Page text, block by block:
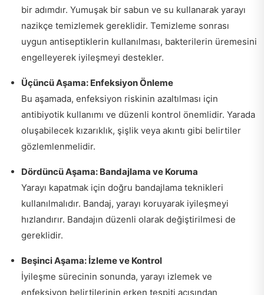
bir adımdır. Yumuşak bir sabun ve su kullanarak yarayı
nazikçe temizlemek gereklidir. Temizleme sonrası
uygun antiseptiklerin kullanılması, bakterilerin üremesini
engelleyerek iyileşmeyi destekler.
Üçüncü Aşama: Enfeksiyon Önleme
Bu aşamada, enfeksiyon riskinin azaltılması için
antibiyotik kullanımı ve düzenli kontrol önemlidir. Yarada
oluşabilecek kızarıklık, şişlik veya akıntı gibi belirtiler
gözlemlenmelidir.
Dördüncü Aşama: Bandajlama ve Koruma
Yarayı kapatmak için doğru bandajlama teknikleri
kullanılmalıdır. Bandaj, yarayı koruyarak iyileşmeyi
hızlandırır. Bandajın düzenli olarak değiştirilmesi de
gereklidir.
Beşinci Aşama: İzleme ve Kontrol
İyileşme sürecinin sonunda, yarayı izlemek ve
enfeksiyon belirtilerinin erken tespiti açısından